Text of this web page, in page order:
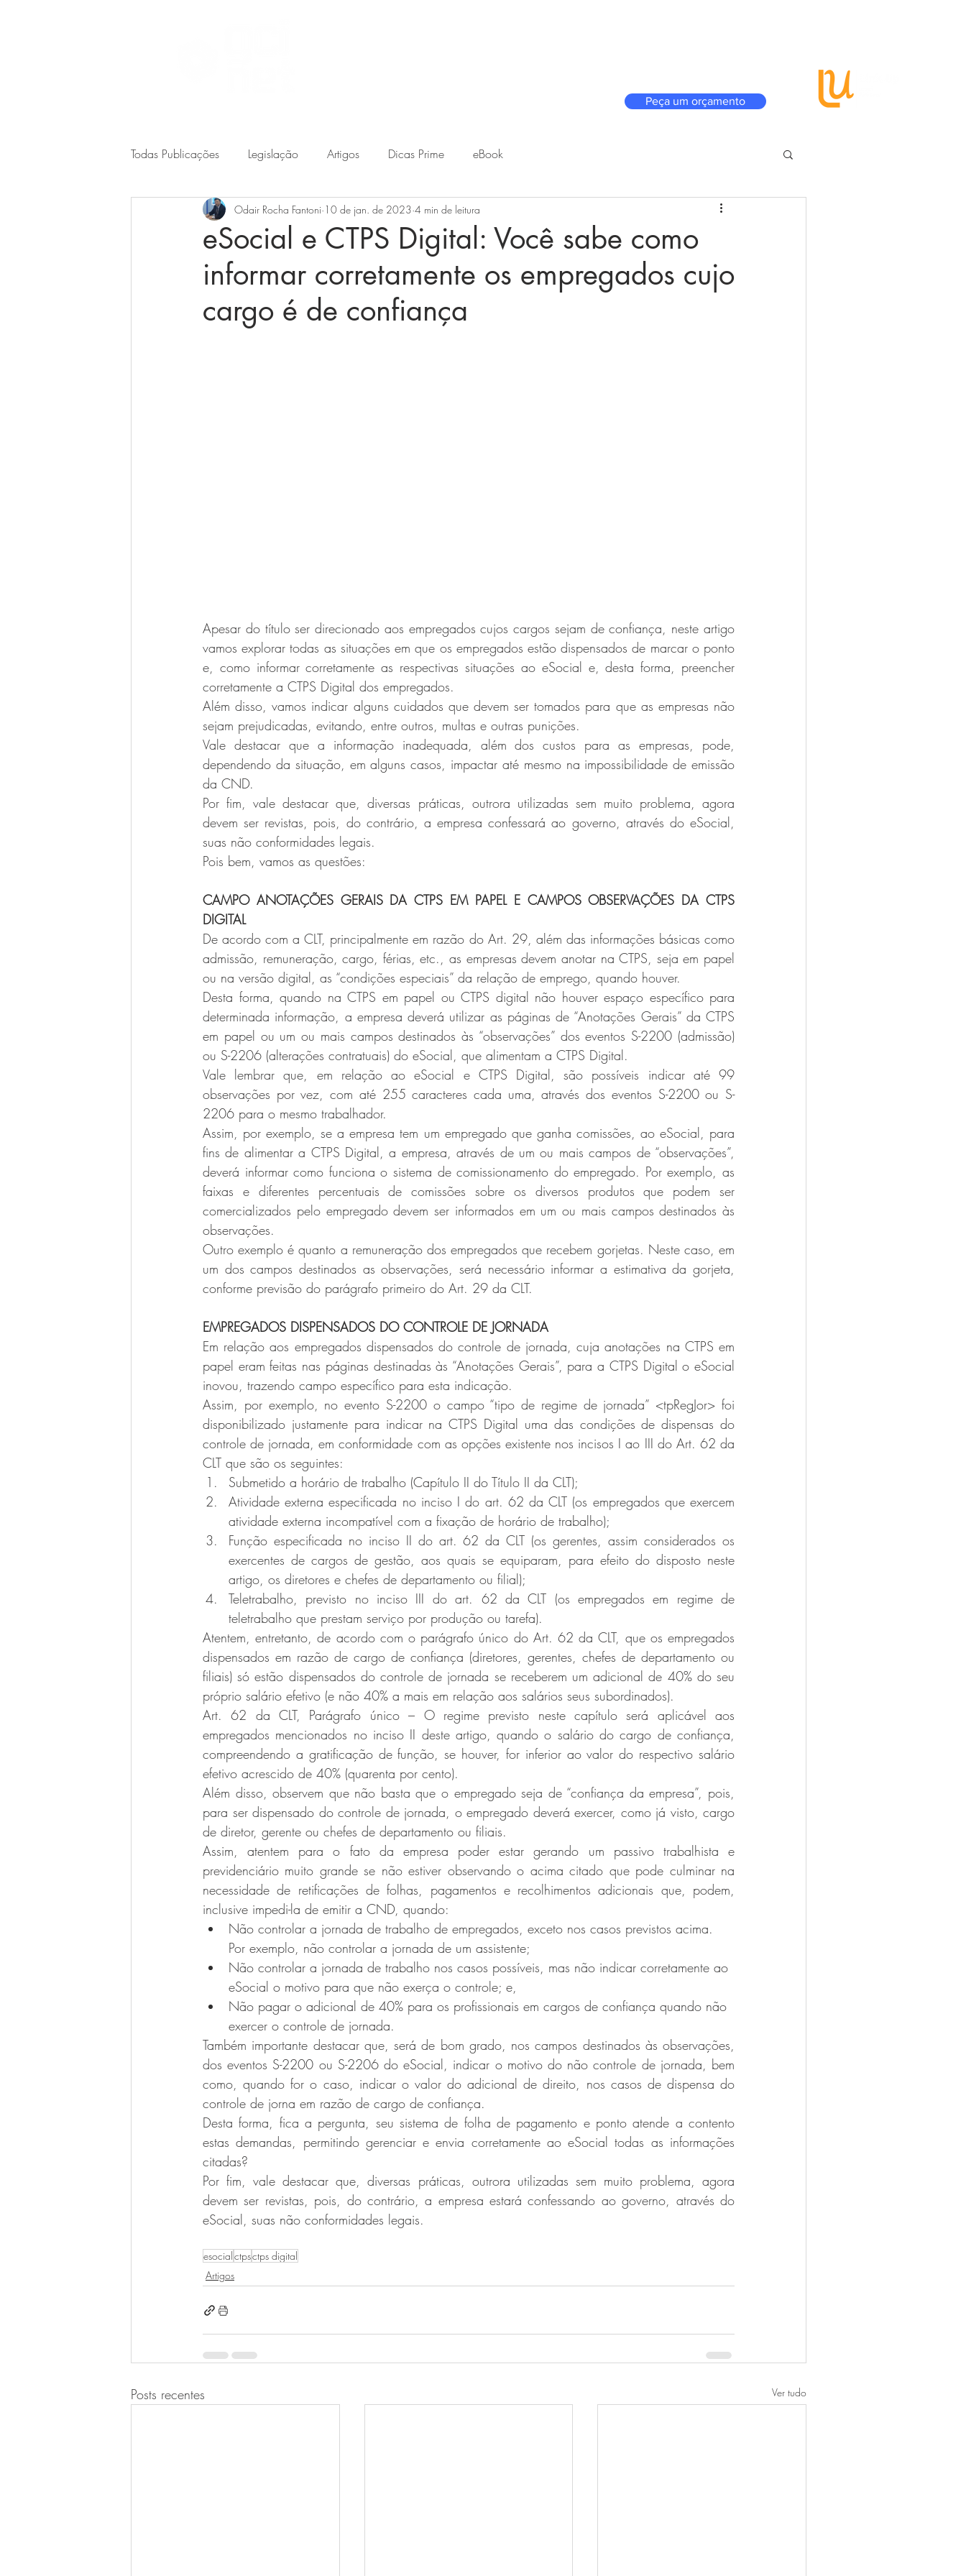
Peça um orçamento
Todas Publicações Legislação Artigos Dicas Prime eBook
eSocial e CTPS Digital: Você sabe como
informar corretamente os empregados cujo
cargo é de confiança
Odair Rocha Fantoni 10 de jan. de 2023 4 min de leitura
Apesar do título ser direcionado aos empregados cujos cargos sejam de confiança, neste artigo
vamos explorar todas as situações em que os empregados estão dispensados de marcar o ponto
e, como informar corretamente as respectivas situações ao eSocial e, desta forma, preencher
corretamente a CTPS Digital dos empregados.
Além disso, vamos indicar alguns cuidados que devem ser tomados para que as empresas não
sejam prejudicadas, evitando, entre outros, multas e outras punições.
Vale destacar que a informação inadequada, além dos custos para as empresas, pode,
dependendo da situação, em alguns casos, impactar até mesmo na impossibilidade de emissão
da CND.
Por fim, vale destacar que, diversas práticas, outrora utilizadas sem muito problema, agora
devem ser revistas, pois, do contrário, a empresa confessará ao governo, através do eSocial,
suas não conformidades legais.
Pois bem, vamos as questões:
CAMPO ANOTAÇÕES GERAIS DA CTPS EM PAPEL E CAMPOS OBSERVAÇÕES DA CTPS
DIGITAL
De acordo com a CLT, principalmente em razão do Art. 29, além das informações básicas como
admissão, remuneração, cargo, férias, etc., as empresas devem anotar na CTPS, seja em papel
ou na versão digital, as “condições especiais” da relação de emprego, quando houver.
Desta forma, quando na CTPS em papel ou CTPS digital não houver espaço específico para
determinada informação, a empresa deverá utilizar as páginas de “Anotações Gerais” da CTPS
em papel ou um ou mais campos destinados às “observações” dos eventos S-2200 (admissão)
ou S-2206 (alterações contratuais) do eSocial, que alimentam a CTPS Digital.
Vale lembrar que, em relação ao eSocial e CTPS Digital, são possíveis indicar até 99
observações por vez, com até 255 caracteres cada uma, através dos eventos S-2200 ou S-
2206 para o mesmo trabalhador.
Assim, por exemplo, se a empresa tem um empregado que ganha comissões, ao eSocial, para
fins de alimentar a CTPS Digital, a empresa, através de um ou mais campos de “observações”,
deverá informar como funciona o sistema de comissionamento do empregado. Por exemplo, as
faixas e diferentes percentuais de comissões sobre os diversos produtos que podem ser
comercializados pelo empregado devem ser informados em um ou mais campos destinados às
observações.
Outro exemplo é quanto a remuneração dos empregados que recebem gorjetas. Neste caso, em
um dos campos destinados as observações, será necessário informar a estimativa da gorjeta,
conforme previsão do parágrafo primeiro do Art. 29 da CLT.
EMPREGADOS DISPENSADOS DO CONTROLE DE JORNADA
Em relação aos empregados dispensados do controle de jornada, cuja anotações na CTPS em
papel eram feitas nas páginas destinadas às “Anotações Gerais”, para a CTPS Digital o eSocial
inovou, trazendo campo específico para esta indicação.
Assim, por exemplo, no evento S-2200 o campo “tipo de regime de jornada” <tpRegJor> foi
disponibilizado justamente para indicar na CTPS Digital uma das condições de dispensas do
controle de jornada, em conformidade com as opções existente nos incisos I ao III do Art. 62 da
CLT que são os seguintes:
Submetido a horário de trabalho (Capítulo II do Título II da CLT);
Atividade externa especificada no inciso I do art. 62 da CLT (os empregados que exercem
atividade externa incompatível com a fixação de horário de trabalho);
Função especificada no inciso II do art. 62 da CLT (os gerentes, assim considerados os
exercentes de cargos de gestão, aos quais se equiparam, para efeito do disposto neste
artigo, os diretores e chefes de departamento ou filial);
Teletrabalho, previsto no inciso III do art. 62 da CLT (os empregados em regime de
teletrabalho que prestam serviço por produção ou tarefa).
Atentem, entretanto, de acordo com o parágrafo único do Art. 62 da CLT, que os empregados
dispensados em razão de cargo de confiança (diretores, gerentes, chefes de departamento ou
filiais) só estão dispensados do controle de jornada se receberem um adicional de 40% do seu
próprio salário efetivo (e não 40% a mais em relação aos salários seus subordinados).
Art. 62 da CLT, Parágrafo único – O regime previsto neste capítulo será aplicável aos
empregados mencionados no inciso II deste artigo, quando o salário do cargo de confiança,
compreendendo a gratificação de função, se houver, for inferior ao valor do respectivo salário
efetivo acrescido de 40% (quarenta por cento).
Além disso, observem que não basta que o empregado seja de “confiança da empresa”, pois,
para ser dispensado do controle de jornada, o empregado deverá exercer, como já visto, cargo
de diretor, gerente ou chefes de departamento ou filiais.
Assim, atentem para o fato da empresa poder estar gerando um passivo trabalhista e
previdenciário muito grande se não estiver observando o acima citado que pode culminar na
necessidade de retificações de folhas, pagamentos e recolhimentos adicionais que, podem,
inclusive impedi-la de emitir a CND, quando:
Não controlar a jornada de trabalho de empregados, exceto nos casos previstos acima.
Por exemplo, não controlar a jornada de um assistente;
Não controlar a jornada de trabalho nos casos possíveis, mas não indicar corretamente ao
eSocial o motivo para que não exerça o controle; e,
Não pagar o adicional de 40% para os profissionais em cargos de confiança quando não
exercer o controle de jornada.
Também importante destacar que, será de bom grado, nos campos destinados às observações,
dos eventos S-2200 ou S-2206 do eSocial, indicar o motivo do não controle de jornada, bem
como, quando for o caso, indicar o valor do adicional de direito, nos casos de dispensa do
controle de jorna em razão de cargo de confiança.
Desta forma, fica a pergunta, seu sistema de folha de pagamento e ponto atende a contento
estas demandas, permitindo gerenciar e envia corretamente ao eSocial todas as informações
citadas?
Por fim, vale destacar que, diversas práticas, outrora utilizadas sem muito problema, agora
devem ser revistas, pois, do contrário, a empresa estará confessando ao governo, através do
eSocial, suas não conformidades legais.
esocialctpsctps digital
Artigos
Posts recentes Ver tudo